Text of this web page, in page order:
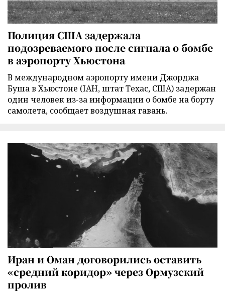
Полиция США задержала
подозреваемого после сигнала о бомбе
в аэропорту Хьюстона
В международном аэропорту имени Джорджа
Буша в Хьюстоне (IAH, штат Техас, США) задержан
один человек из-за информации о бомбе на борту
самолета, сообщает воздушная гавань.
Иран и Оман договорились оставить
«средний коридор» через Ормузский
пролив